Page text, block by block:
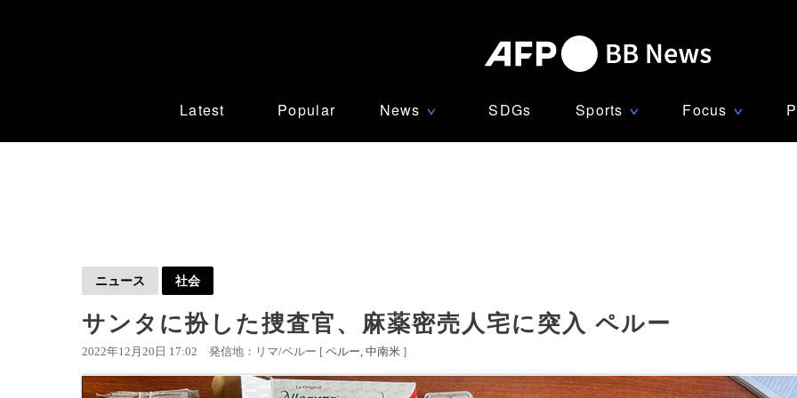
Latest Popular News ∨ SDGs Sports ∨ Focus ∨
ニュース 社会
サンタに扮した捜査官、麻薬密売人宅に突入 ペルー
2022年12月20日 17:02 発信地：リマ/ペルー [ ペルー 中南米 ]